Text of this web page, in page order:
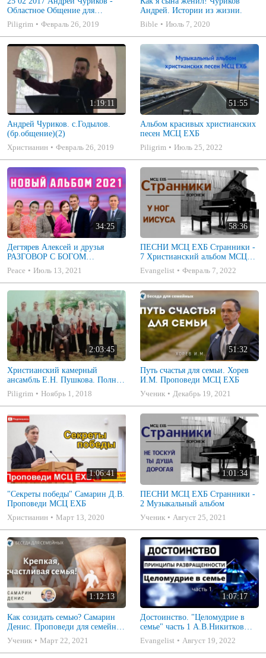
Областное Общение для
пожилой молодежи
Piligrim Февраль 26, 2019
Андрей. Истории из жизни.
Bible
Июль 7, 2020
1:19:11
Андрей Чуриков. с.Годылов.
(бр.общение)(2)
Христианин
Февраль 26, 2019
51:55
Альбом красивых христианских
песен МСЦ ЕХБ
Piligrim
Июль 25, 2022
34:25
Дегтярев Алексей и друзья
РАЗГОВОР С БОГОМ
Христианские песни МСЦ ЕХБ
2021 (7я)
Peace Июль 13, 2021
58:36
ПЕСНИ МСЦ ЕХБ Странники -
7 Христианский альбом МСЦ
ЕХБ
Evangelist Февраль 7, 2022
2:03:45
Христианский камерный
ансамбль Е.Н. Пушкова. Полное
собрание
Piligrim Ноябрь 1, 2018
51:32
Путь счастья для семьи. Хорев
И.М. Проповеди МСЦ ЕХБ
Ученик
Декабрь 19, 2021
1:06:41
"Секреты победы" Самарин Д.В.
Проповеди МСЦ ЕХБ
Христианин
Март 13, 2020
1:01:34
ПЕСНИ МСЦ ЕХБ Странники -
2 Музыкальный альбом
Ученик
Август 25, 2021
1:12:13
Как созидать семью? Самарин
Денис. Проповеди для семейных
МСЦ ЕХБ
Ученик Март 22, 2021
1:07:17
Достоинство. "Целомудрие в
семье" часть 1 А.В.Никитков
Беседа для семейных МСЦ ЕХБ
Evangelist Август 19, 2022